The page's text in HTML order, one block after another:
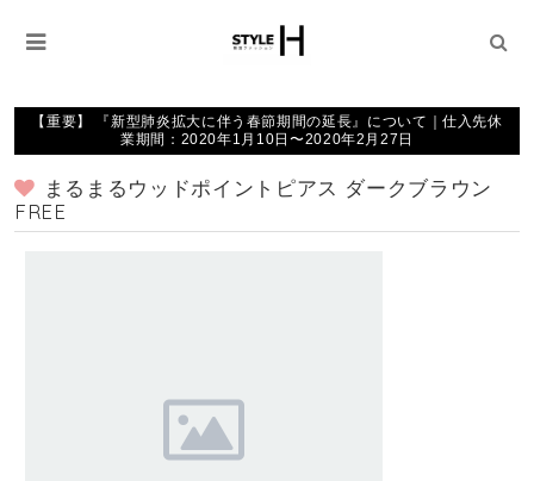
【重要】 『新型肺炎拡大に伴う春節期間の延長』について｜仕入先休
業期間：2020年1月10日〜2020年2月27日
まるまるウッドポイントピアス ダークブラウン
FREE